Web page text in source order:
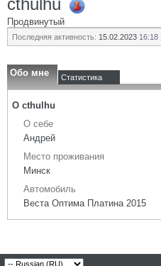
cthulhu
Продвинутый
Последняя активность: 15.02.2023 16:18
Обо мне Статистика
О cthulhu
О себе
Андрей
Место проживания
Минск
Автомобиль
Веста Оптима Платина 2015